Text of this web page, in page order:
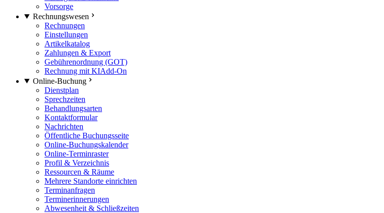
Vorsorge
Rechnungswesen
Rechnungen
Einstellungen
Artikelkatalog
Zahlungen & Export
Gebührenordnung (GOT)
Rechnung mit KIAdd-On
Online-Buchung
Dienstplan
Sprechzeiten
Behandlungsarten
Kontaktformular
Nachrichten
Öffentliche Buchungsseite
Online-Buchungskalender
Online-Terminraster
Profil & Verzeichnis
Ressourcen & Räume
Mehrere Standorte einrichten
Terminanfragen
Terminerinnerungen
Abwesenheit & Schließzeiten